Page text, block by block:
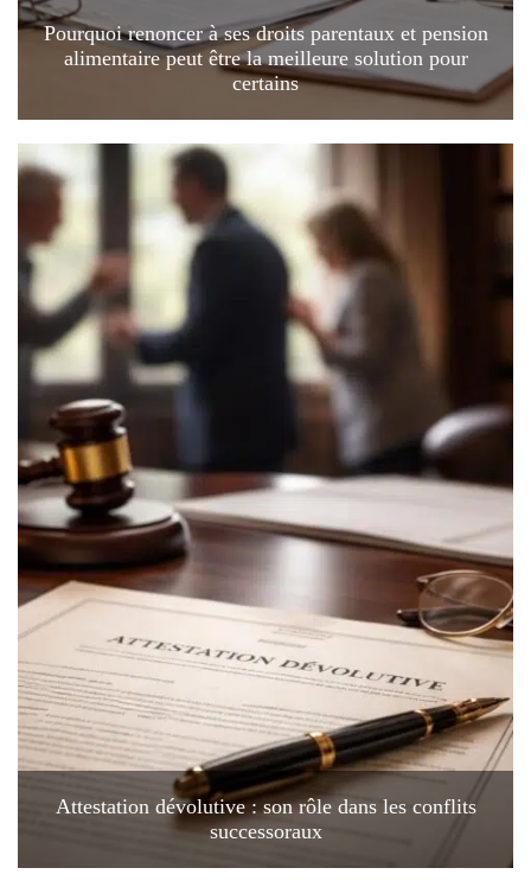
Pourquoi renoncer à ses droits parentaux et pension
alimentaire peut être la meilleure solution pour
certains
Attestation dévolutive : son rôle dans les conflits
successoraux